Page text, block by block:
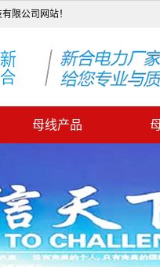
限公司网站！
母线产品